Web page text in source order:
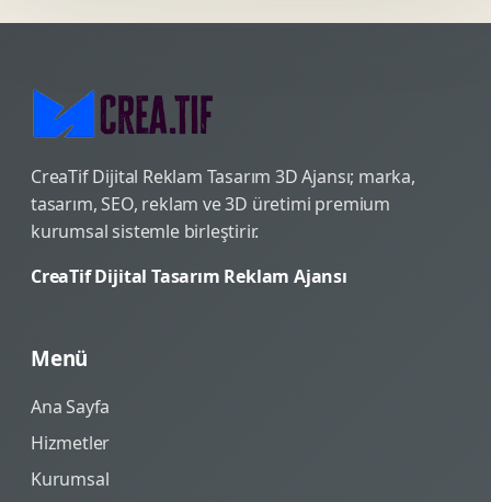
CreaTif Dijital Reklam Tasarım 3D Ajansı; marka,
tasarım, SEO, reklam ve 3D üretimi premium
kurumsal sistemle birleştirir.
CreaTif Dijital Tasarım Reklam Ajansı
Menü
Ana Sayfa
Hizmetler
Kurumsal